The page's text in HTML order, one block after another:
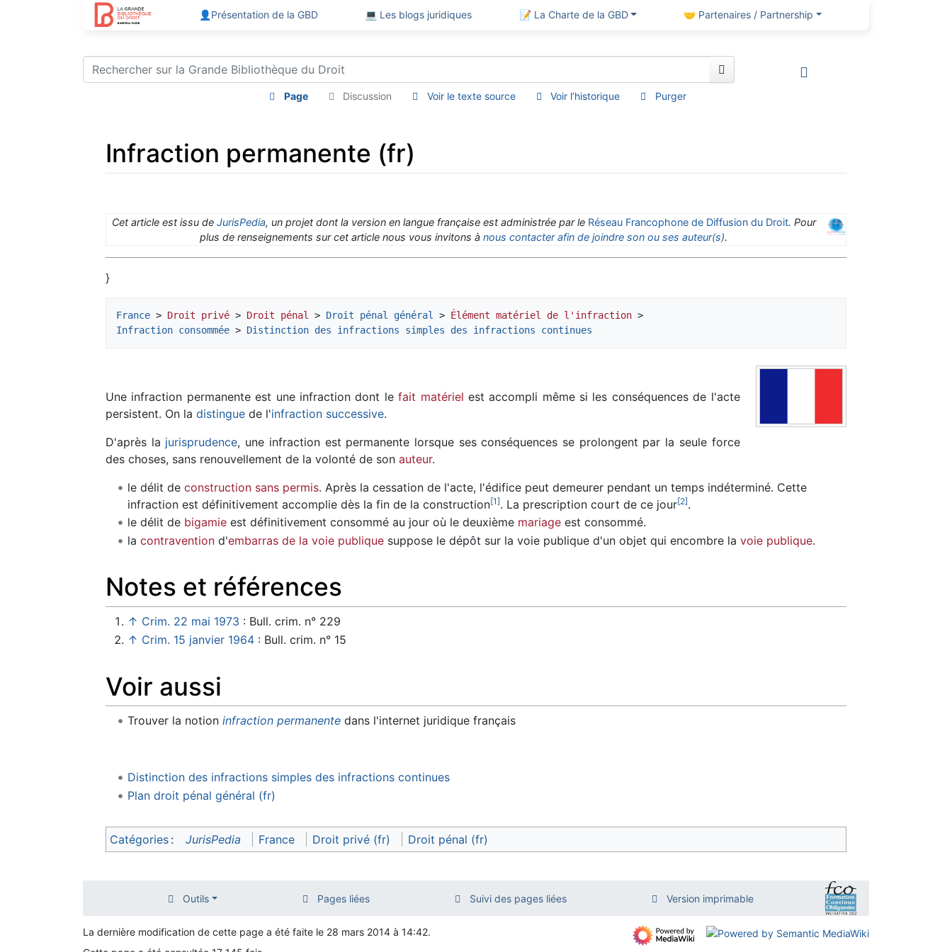
👤Présentation de la GBD 💻 Les blogs juridiques 📝 La Charte de la GBD 🤝 Partenaires / Partnership
Page Discussion Voir le texte source Voir l’historique Purger
Infraction permanente (fr)
Cet article est issu de JurisPedia, un projet dont la version en langue française est administrée par le Réseau Francophone de Diffusion du Droit. Pour
plus de renseignements sur cet article nous vous invitons à nous contacter afin de joindre son ou ses auteur(s).
}
France > Droit privé > Droit pénal > Droit pénal général > Élément matériel de l'infraction >
Infraction consommée > Distinction des infractions simples des infractions continues
Une infraction permanente est une infraction dont lefait matériel est accompli même si les conséquences de l'acte
persistent. On la distingue de l'infraction successive.
D'après la jurisprudence, une infraction est permanente lorsque ses conséquences se prolongent par la seule force
des choses, sans renouvellement de la volonté de son auteur.
le délit de construction sans permis. Après la cessation de l'acte, l'édifice peut demeurer pendant un temps indéterminé. Cette
infraction est définitivement accomplie dès la fin de la construction[1]. La prescription court de ce jour[2].
le délit de bigamieest définitivement consommé au jour où le deuxième mariageest consommé.
la contraventiond'embarras de la voie publiquesuppose le dépôt sur la voie publique d'un objet qui encombre la voie publique.
Notes et références
↑ Crim. 22 mai 1973 : Bull. crim. n° 229
↑ Crim. 15 janvier 1964: Bull. crim. n° 15
Voir aussi
Trouver la notion infraction permanentedans l'internet juridique français
Distinction des infractions simples des infractions continues
Plan droit pénal général (fr)
Catégories : JurisPedia France Droit privé (fr) Droit pénal (fr)
Outils Pages liées Suivi des pages liées Version imprimable
La dernière modification de cette page a été faite le 28 mars 2014 à 14:42.